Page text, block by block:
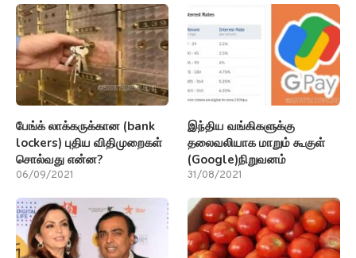
பேங்க் லாக்கருக்கான (bank
lockers) புதிய விதிமுறைகள்
சொல்வது என்ன?
06/09/2021
இந்திய வங்கிகளுக்கு
தலைவலியாக மாறும் கூகுள்
(Google)நிறுவனம்
31/08/2021